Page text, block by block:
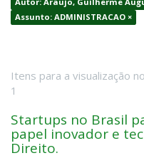
Assunto: ADMINISTRACAO ×
Itens para a visualização
1
Startups no Brasil
papel inovador e
Direito.